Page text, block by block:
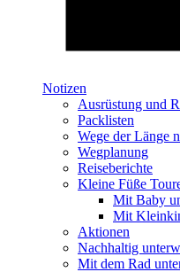
Notizen
Ausrüstung und
Packlisten
Wege der Länge
Wegplanung
Reiseberichte
Kleine Füße
Mit Baby
Mit
Aktionen
Nachhaltig
Mit dem Rad